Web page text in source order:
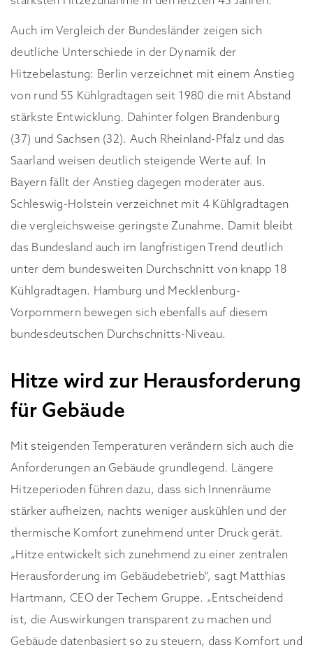
Auch im Vergleich der Bundesländer zeigen sich
deutliche Unterschiede in der Dynamik der
Hitzebelastung: Berlin verzeichnet mit einem Anstieg
von rund 55 Kühlgradtagen seit 1980 die mit Abstand
stärkste Entwicklung. Dahinter folgen Brandenburg
(37) und Sachsen (32). Auch Rheinland-Pfalz und das
Saarland weisen deutlich steigende Werte auf. In
Bayern fällt der Anstieg dagegen moderater aus.
Schleswig-Holstein verzeichnet mit 4 Kühlgradtagen
die vergleichsweise geringste Zunahme. Damit bleibt
das Bundesland auch im langfristigen Trend deutlich
unter dem bundesweiten Durchschnitt von knapp 18
Kühlgradtagen. Hamburg und Mecklenburg-
Vorpommern bewegen sich ebenfalls auf diesem
bundesdeutschen Durchschnitts-Niveau.
Hitze wird zur Herausforderung
für Gebäude
Mit steigenden Temperaturen verändern sich auch die
Anforderungen an Gebäude grundlegend. Längere
Hitzeperioden führen dazu, dass sich Innenräume
stärker aufheizen, nachts weniger auskühlen und der
thermische Komfort zunehmend unter Druck gerät.
„Hitze entwickelt sich zunehmend zu einer zentralen
Herausforderung im Gebäudebetrieb“, sagt Matthias
Hartmann, CEO der Techem Gruppe. „Entscheidend
ist, die Auswirkungen transparent zu machen und
Gebäude datenbasiert so zu steuern, dass Komfort und